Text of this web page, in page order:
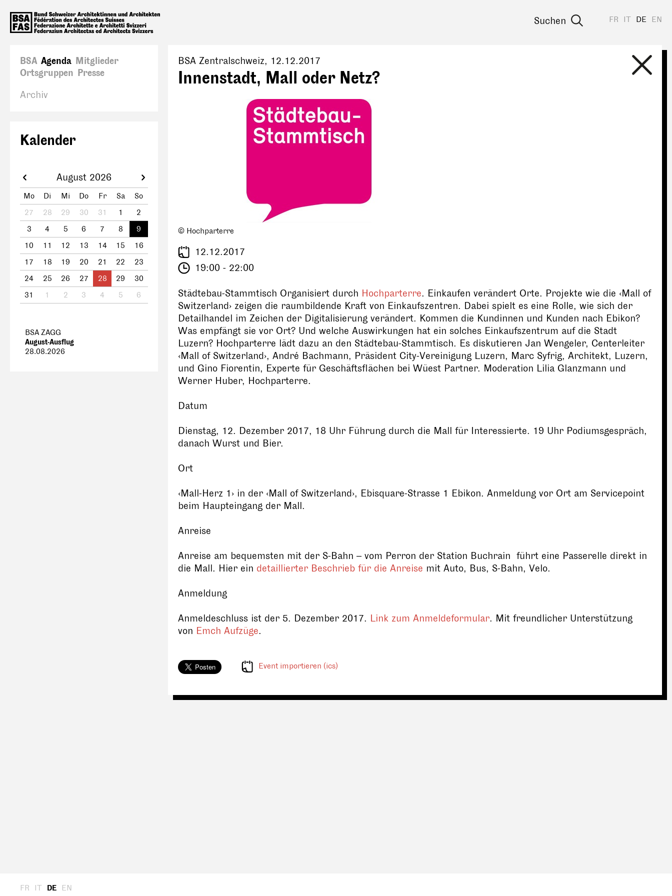
Suchen FR IT DE EN
BSA Agenda Mitglieder
Ortsgruppen Presse
Archiv
BSA Zentralschweiz, 12.12.2017
Innenstadt, Mall oder Netz?
© Hochparterre
12.12.2017
19:00 - 22:00
Städtebau-Stammtisch Organisiert durch Hochparterre. Einkaufen verändert Orte. Projekte wie die ‹Mall of
Switzerland› zeigen die raumbildende Kraft von Einkaufszentren. Dabei spielt es eine Rolle, wie sich der
Detailhandel im Zeichen der Digitalisierung verändert. Kommen die Kundinnen und Kunden nach Ebikon?
Was empfängt sie vor Ort? Und welche Auswirkungen hat ein solches Einkaufszentrum auf die Stadt
Luzern? Hochparterre lädt dazu an den Städtebau-Stammtisch. Es diskutieren Jan Wengeler, Centerleiter
‹Mall of Switzerland›, André Bachmann, Präsident City-Vereinigung Luzern, Marc Syfrig, Architekt, Luzern,
und Gino Fiorentin, Experte für Geschäftsflächen bei Wüest Partner. Moderation Lilia Glanzmann und
Werner Huber, Hochparterre.
Datum
Dienstag, 12. Dezember 2017, 18 Uhr Führung durch die Mall für Interessierte. 19 Uhr Podiumsgespräch,
danach Wurst und Bier.
Ort
‹Mall-Herz 1› in der ‹Mall of Switzerland›, Ebisquare-Strasse 1 Ebikon. Anmeldung vor Ort am Servicepoint
beim Haupteingang der Mall.
Anreise
Anreise am bequemsten mit der S-Bahn – vom Perron der Station Buchrain führt eine Passerelle direkt in
die Mall. Hier ein detaillierter Beschrieb für die Anreise mit Auto, Bus, S-Bahn, Velo.
Anmeldung
Anmeldeschluss ist der 5. Dezember 2017. Link zum Anmeldeformular. Mit freundlicher Unterstützung
von Emch Aufzüge.
Event importieren (ics)
Kalender
August 2026
Mo Di Mi Do Fr Sa
So
27
28 29 30 31 1
2
3
4 5 6 7 8
9
10
11 12 13 14 15
16
17
18 19 20 21 22
23
24
25 26 27 28 29
30
31
1 2 3 4 5 6
BSA ZAGG
August-Ausflug
28.08.2026
FR IT DE EN